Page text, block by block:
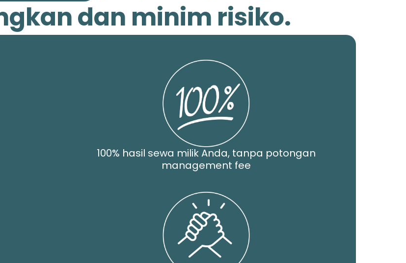
dan minim risiko.
100% hasil sewa milik Anda, tanpa potongan
management fee